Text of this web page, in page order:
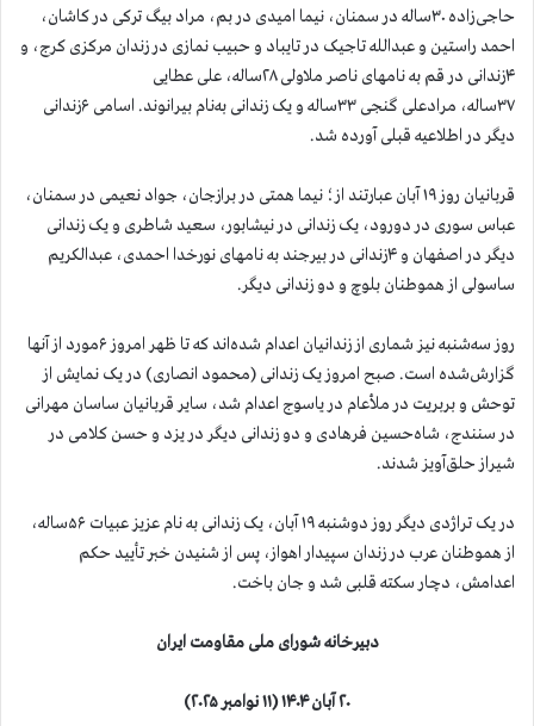
حاجی‌زاده ۳۰ساله در سمنان، نیما امیدی در بم، مراد بیگ ترکی در کاشان،
احمد راستین و عبدالله تاجیک در تایباد و حبیب نمازی در زندان مرکزی کرج، و
۴زندانی در قم به نامهای ناصر ملاولی ۲۸ساله، علی عطایی
۳۷ساله، مرادعلی گنجی ۳۳ساله و یک زندانی به‌نام بیرانوند. اسامی ۶زندانی
دیگر در اطلاعیه قبلی آورده شد.
قربانیان روز ۱۹ آبان عبارتند از؛ نیما همتی در برازجان، جواد نعیمی در سمنان،
عباس سوری در دورود، یک زندانی در نیشابور، سعید شاطری و یک زندانی
دیگر در اصفهان و ۴زندانی در بیرجند به نامهای نورخدا احمدی، عبدالکریم
ساسولی از هموطنان بلوچ و دو زندانی دیگر.
روز سه‌شنبه نیز شماری از زندانیان اعدام شده‌اند که تا ظهر امروز ۶مورد از آنها
گزارش‌شده است. صبح امروز یک زندانی (محمود انصاری) در یک نمایش از
توحش و بربریت در ملأعام در یاسوج اعدام شد، سایر قربانیان ساسان مهرانی
در سنندج، شاه‌حسین فرهادی و دو زندانی دیگر در یزد و حسن کلامی در
شیراز حلق‌آویز شدند.
در یک تراژدی دیگر روز دوشنبه ۱۹ آبان، یک زندانی به نام عزیز عبیات ۵۶ساله،
از هموطنان عرب در زندان سپیدار اهواز، پس از شنیدن خبر تأیید حکم
اعدامش، دچار سکته قلبی شد و جان باخت.
دبیرخانه شورای ملی مقاومت ایران
۲۰ آبان ۱۴۰۴ (۱۱ نوامبر ۲۰۲۵)